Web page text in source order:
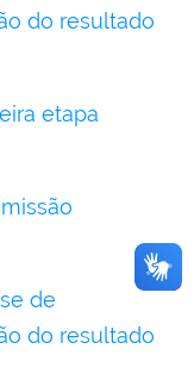
do resultado
etapa
de
do resultado